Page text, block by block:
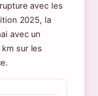
avec les
2025, la
avec un
sur les